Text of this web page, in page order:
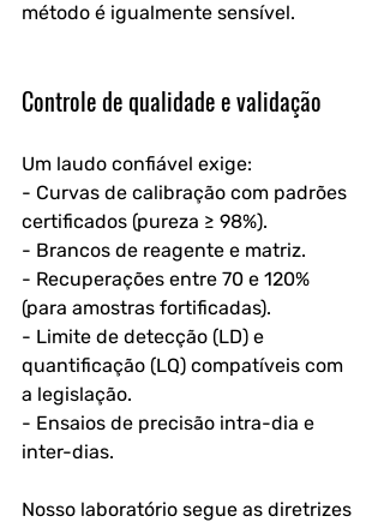
método é igualmente sensível.
Controle de qualidade e validação
Um laudo confiável exige:
- Curvas de calibração com padrões
certificados (pureza ≥ 98%).
- Brancos de reagente e matriz.
- Recuperações entre 70 e 120%
(para amostras fortificadas).
- Limite de detecção (LD) e
quantificação (LQ) compatíveis com
a legislação.
- Ensaios de precisão intra-dia e
inter-dias.
Nosso laboratório segue as diretrizes